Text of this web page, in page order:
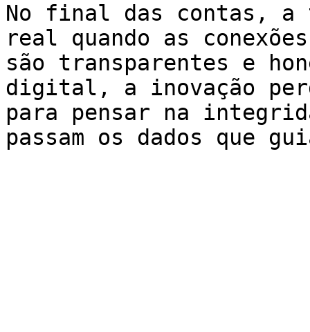
No final das contas, a
real quando as
são transparentes e
digital, a inovação
para pensar na
passam os dados que